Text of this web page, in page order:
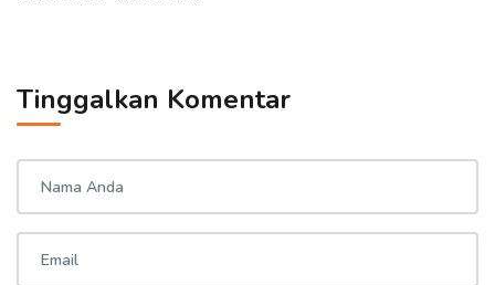
Tinggalkan Komentar